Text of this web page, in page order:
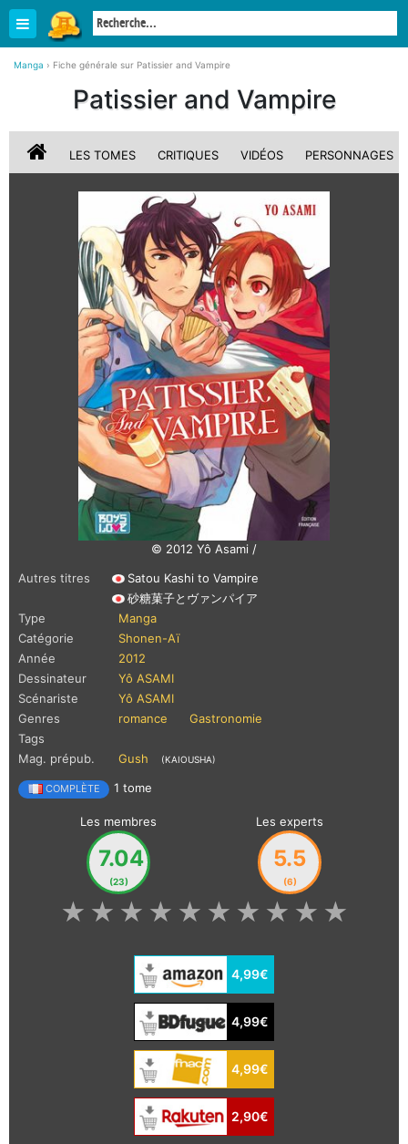
Manga › Fiche générale sur Patissier and Vampire
Patissier and Vampire
LES TOMES CRITIQUES VIDÉOS PERSONNAGES
© 2012 Yô Asami /
Autres titres
Satou Kashi to Vampire
砂糖菓子とヴァンパイア
Type
Manga
Catégorie
Shonen-Aï
Année
2012
Dessinateur
Yô ASAMI
Scénariste
Yô ASAMI
Genres
romance
Gastronomie
Tags
Mag. prépub.
Gush (KAIOUSHA)
COMPLÈTE 1 tome
Les membres
7.04
(23)
Les experts
5.5
(6)
★
★
★
★
★
★
★
★
★
★
4,99€
4,99€
4,99€
2,90€